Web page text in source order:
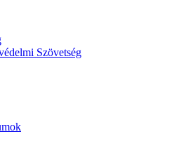
Szövetség